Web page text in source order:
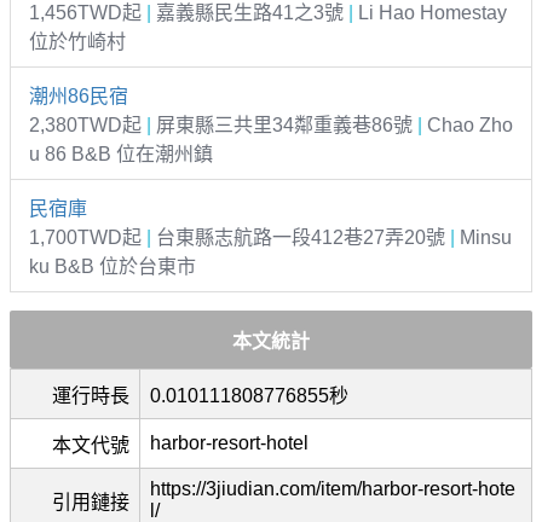
1,456TWD起
嘉義縣民生路41之3號
Li Hao Homestay
位於竹崎村
潮州86民宿
2,380TWD起
屏東縣三共里34鄰重義巷86號
Chao Zho
u 86 B&B 位在潮州鎮
民宿庫
1,700TWD起
台東縣志航路一段412巷27弄20號
Minsu
ku B&B 位於台東市
本文統計
運行時長 0.010111808776855秒
本文代號 harbor-resort-hotel
引用鏈接
https://3jiudian.com/item/harbor-resort-hote
l/